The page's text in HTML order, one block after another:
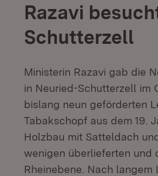
Razavi
Schutterzell
Ministerin Razavi gab die
in Neuried-Schutterzell im
bislang neun geförderten
Tabakschopf aus dem 19.
Holzbau mit Satteldach
wenigen überlieferten und
Rheinebene. Nach